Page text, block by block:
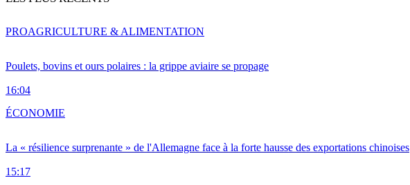
Poulets, bovins et ours polaires : la grippe aviaire se propage
16:04
PROAGRICULTURE & ALIMENTATION
La « résilience surprenante » de l'Allemagne face à la forte hausse des exportations chinoises
15:17
ÉCONOMIE